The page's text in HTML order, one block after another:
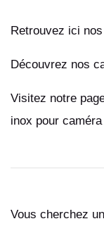
Retrouvez ici
Découvrez nos
Visitez notre
inox pour caméra
Vous cherchez